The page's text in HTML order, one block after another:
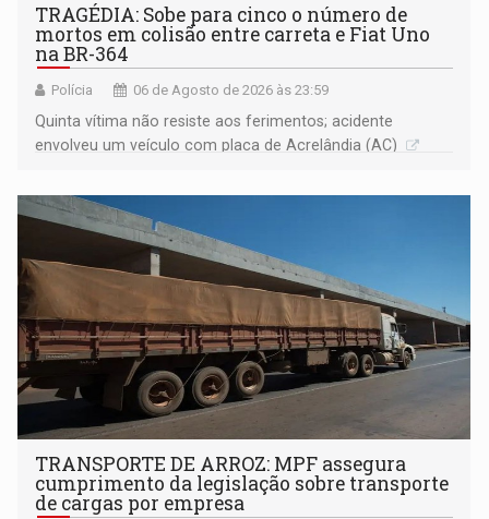
TRAGÉDIA: Sobe para cinco o número de
mortos em colisão entre carreta e Fiat Uno
na BR-364
Polícia 06 de Agosto de 2026 às 23:59
Quinta vítima não resiste aos ferimentos; acidente
envolveu um veículo com placa de Acrelândia (AC)
TRANSPORTE DE ARROZ: MPF assegura
cumprimento da legislação sobre transporte
de cargas por empresa